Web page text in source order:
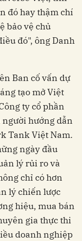
đó hay thậm chí
bảo vệ chủ
đó", ông Danh
Ban cố vấn dự
tạo mở Việt
ty cổ phần
người hướng dẫn
Tank Việt Nam.
ngày đầu
lý rủi ro và
chỉ có hơn
lý chiến lược
hiệu, mua bán
gia thực thi
doanh nghiệp